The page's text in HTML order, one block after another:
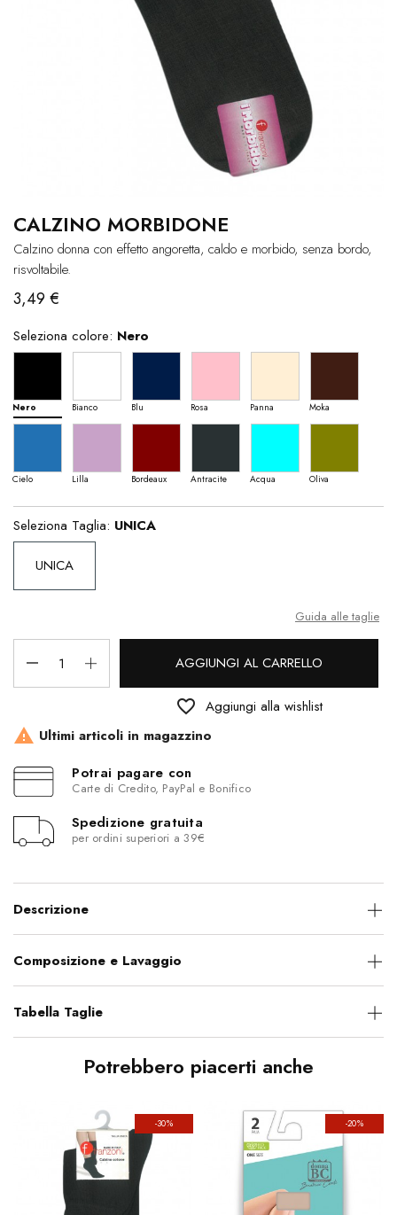
CALZINO MORBIDONE
Calzino donna con effetto angoretta, caldo e morbido, senza bordo,
risvoltabile.
3,49 €
Seleziona colore: Nero
Nero Bianco Blu Rosa Panna Moka
Cielo Lilla Bordeaux Antracite Acqua Oliva
Seleziona Taglia: UNICA
UNICA
Guida alle taglie
AGGIUNGI AL CARRELLO
favorite_border Aggiungi alla wishlist
 Ultimi articoli in magazzino
Potrai pagare con
Carte di Credito, PayPal e Bonifico
Spedizione gratuita
per ordini superiori a 39€
Descrizione
Composizione e Lavaggio
Tabella Taglie
Potrebbero piacerti anche
-30% -20%